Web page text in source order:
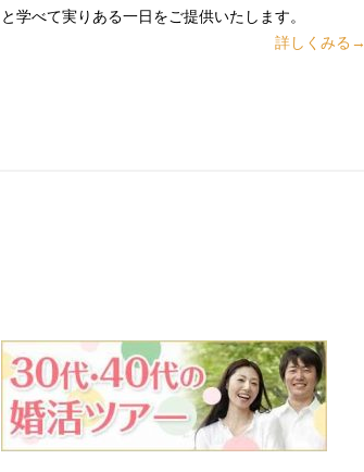
と学べて実りある一日をご提供いたします。
詳しくみる→